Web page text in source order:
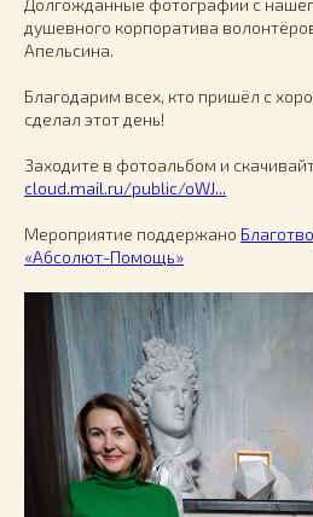
Долгожданные фотографии с
душевного корпоратива
Апельсина.
Благодарим всех, кто пришёл с
сделал этот день!
Заходите в фотоальбом и
cloud.mail.ru/public/oWJ...
Мероприятие поддержано
«Абсолют-Помощь»